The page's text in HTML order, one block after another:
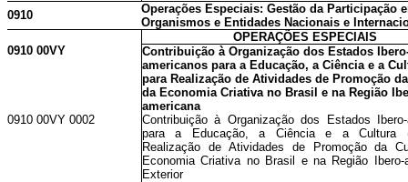
0910
Operações Especiais: Gestão da Participação
Organismos e Entidades Nacionais e
OPERAÇÕES ESPECIAIS
0910 00VY
Contribuição à Organização dos Estados
americanos para a Educação, a Ciência e a
para Realização de Atividades de Promoção
da Economia Criativa no Brasil e na Região
americana
0910 00VY 0002
Contribuição à Organização dos Estados Ibero-
para a Educação, a Ciência e a Cultura
Realização de Atividades de Promoção da
Economia Criativa no Brasil e na Região Ibero-
Exterior